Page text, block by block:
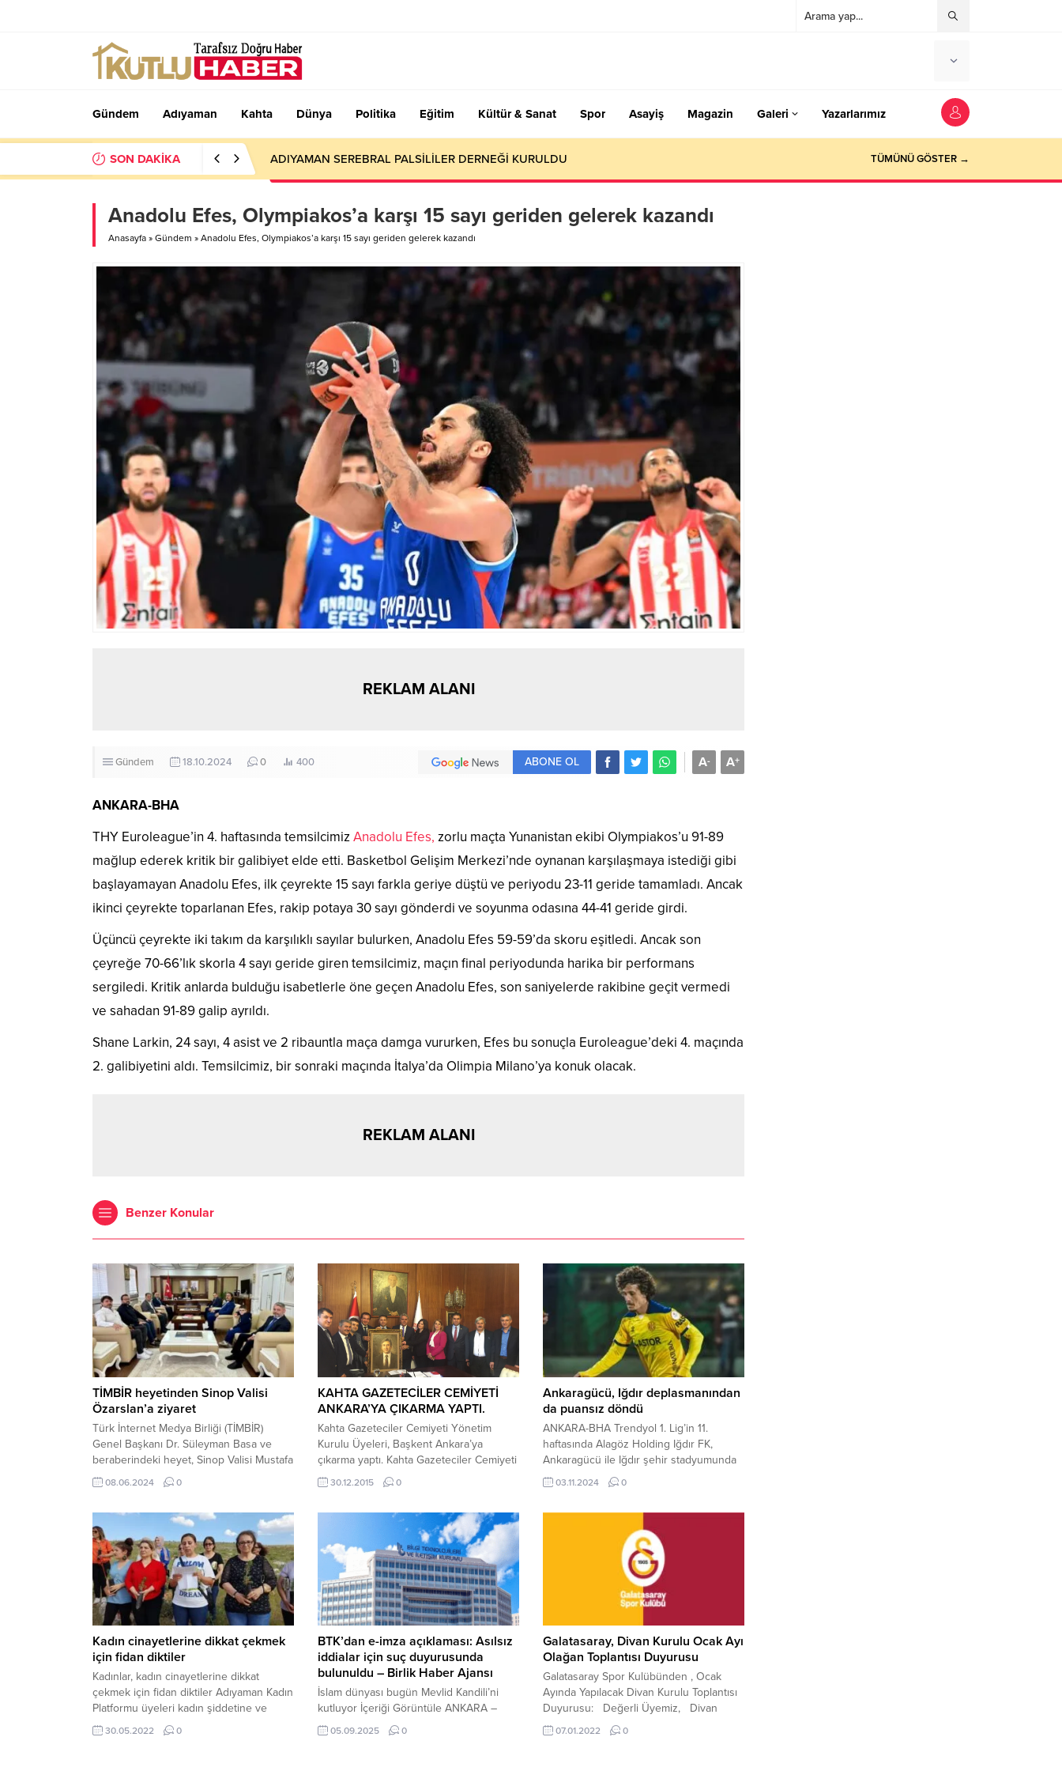
Gündem Adıyaman Kahta Dünya Politika Eğitim Kültür & Sanat Spor Asayiş Magazin Galeri Yazarlarımız
SON DAKİKA ADIYAMAN SEREBRAL PALSİLİLER DERNEĞİ KURULDU TÜMÜNÜ GÖSTER →
Anadolu Efes, Olympiakos’a karşı 15 sayı geriden gelerek kazandı
Anasayfa » Gündem » Anadolu Efes, Olympiakos’a karşı 15 sayı geriden gelerek kazandı
REKLAM ALANI
Gündem 18.10.2024 0 400 A+
A-
ABONE OL
ANKARA-BHA
THY Euroleague’in 4. haftasında temsilcimizAnadolu Efes, zorlu maçta Yunanistan ekibi Olympiakos’u 91-89
mağlup ederek kritik bir galibiyet elde etti. Basketbol Gelişim Merkezi’nde oynanan karşılaşmaya istediği gibi
başlayamayan Anadolu Efes, ilk çeyrekte 15 sayı farkla geriye düştü ve periyodu 23-11 geride tamamladı. Ancak
ikinci çeyrekte toparlanan Efes, rakip potaya 30 sayı gönderdi ve soyunma odasına 44-41 geride girdi.
Üçüncü çeyrekte iki takım da karşılıklı sayılar bulurken, Anadolu Efes 59-59’da skoru eşitledi. Ancak son
çeyreğe 70-66’lık skorla 4 sayı geride giren temsilcimiz, maçın final periyodunda harika bir performans
sergiledi. Kritik anlarda bulduğu isabetlerle öne geçen Anadolu Efes, son saniyelerde rakibine geçit vermedi
ve sahadan 91-89 galip ayrıldı.
Shane Larkin, 24 sayı, 4 asist ve 2 ribauntla maça damga vururken, Efes bu sonuçla Euroleague’deki 4. maçında
2. galibiyetini aldı. Temsilcimiz, bir sonraki maçında İtalya’da Olimpia Milano’ya konuk olacak.
REKLAM ALANI
Benzer Konular
TİMBİR heyetinden Sinop Valisi
Özarslan’a ziyaret
Türk İnternet Medya Birliği (TİMBİR)
Genel Başkanı Dr. Süleyman Basa ve
beraberindeki heyet, Sinop Valisi Mustafa
Özarslan’ı makamında ziyaret etti. 8
Haziran 2024, 11:55 yayınlandı Ziyarette
ile birlikte Birlik Haber Ajansı Genel...
08.06.2024 0
KAHTA GAZETECİLER CEMİYETİ
ANKARA’YA ÇIKARMA YAPTI.
Kahta Gazeteciler Cemiyeti Yönetim
Kurulu Üyeleri, Başkent Ankara’ya
çıkarma yaptı. Kahta Gazeteciler Cemiyeti
Başkanı Kemal KUTLU, Cemiyetin il
Temsilcileri ve Yönetim Kurulu Üyeleri,
Sn. Ahmet Aydın’a Makamında Hayırlı
Olsun Ziyaretinde Bulundu. Kısa bir
süre önce kurulan Kahta Gazeteciler
Cemiyeti,Türkiye ve yurt dışının birçok
noktasında temsil...
30.12.2015 0
Ankaragücü, Iğdır deplasmanından
da puansız döndü
ANKARA-BHA Trendyol 1. Lig’in 11.
haftasında Alagöz Holding Iğdır FK,
Ankaragücü ile Iğdır şehir stadyumunda
karşı karşıya geldi. Ev sahibi takım,
maçtan tek golle galip ayrılarak 3 puanı
yarıda sergilediği etkisiz oyunla dikkat
çekti. 43. dakikada, Iğdır FK’nın oyuncusu
03.11.2024 0
Kadın cinayetlerine dikkat çekmek
için fidan diktiler
Kadınlar, kadın cinayetlerine dikkat
çekmek için fidan diktiler Adıyaman Kadın
Platformu üyeleri kadın şiddetine ve
kadın cinayetlerine dikkat çekmek için
‘Kadın Yaşam Ormanı’na fidan diktiler.
30.05.2022 0
BTK’dan e-imza açıklaması: Asılsız
iddialar için suç duyurusunda
bulunuldu – Birlik Haber Ajansı
İslam dünyası bugün Mevlid Kandili’ni
kutluyor İçeriği Görüntüle ANKARA –
BHA BTK’dan yapılan açıklamada şu
ifadelere yer verildi: “Elektronik imza veri
05.09.2025 0
Galatasaray, Divan Kurulu Ocak Ayı
Olağan Toplantısı Duyurusu
Galatasaray Spor Kulübünden , Ocak
Ayında Yapılacak Divan Kurulu Toplantısı
Duyurusu: Değerli Üyemiz, Divan
Kurulumuzun Ocak ayı Olağan Toplantısı,
12 Ocak 2022 Çarşamba günü saat
07.01.2022 0